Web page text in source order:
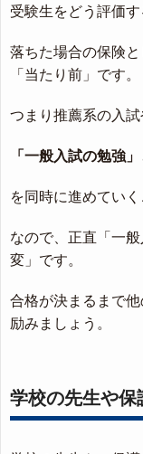
受験生をどう評価
落ちた場合の保険
「当たり前」です。
つまり推薦系の入
「一般入試の勉強
を同時に進めていく
なので、正直「一
変」です。
合格が決まるまで
励みましょう。
学校の先生や保